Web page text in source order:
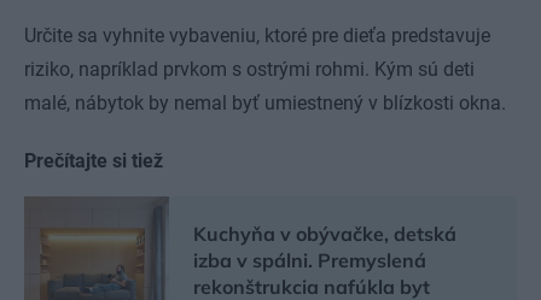
Určite sa vyhnite vybaveniu, ktoré pre dieťa predstavuje
riziko, napríklad prvkom s ostrými rohmi. Kým sú deti
malé, nábytok by nemal byť umiestnený v blízkosti okna.
Prečítajte si tiež
Kuchyňa v obývačke, detská
izba v spálni. Premyslená
rekonštrukcia nafúkla byt